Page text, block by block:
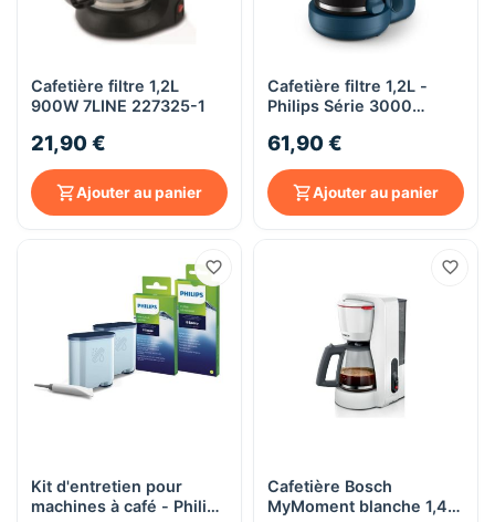
Cafetière filtre 1,2L
900W 7LINE 227325-1
21,90 €
Ajouter au panier
Cafetière filtre 1,2L -
Philips Série 3000
61,90 €
Ajouter au panier
Kit d'entretien pour
machines à café - Philips
Cafetière Bosch
MyMoment blanche 1,4L